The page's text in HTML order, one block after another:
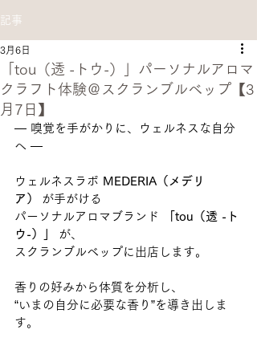
記事
「tou（透 -トウ-）」パーソナルアロマ
クラフト体験＠スクランブルベップ【3
月7日】
3月6日
― 嗅覚を手がかりに、ウェルネスな自分
へ ―
ウェルネスラボ MEDERIA（メデリ
ア）
が手がける
パーソナルアロマブランド
「tou（透 -ト
ウ-）」
が、
スクランブルベップに出店します。
香りの好みから体質を分析し、
“いまの自分に必要な香り”を導き出しま
す。